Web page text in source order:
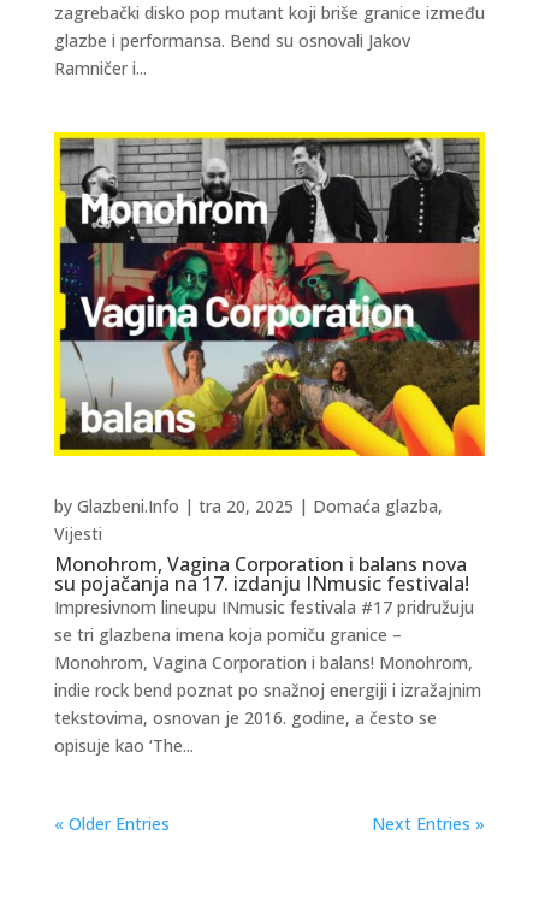
zagrebački disko pop mutant koji briše granice između
glazbe i performansa. Bend su osnovali Jakov
Ramničer i...
Monohrom, Vagina Corporation i balans nova
su pojačanja na 17. izdanju INmusic festivala!
by Glazbeni.Info | tra 20, 2025 | Domaća glazba,
Vijesti
Impresivnom lineupu INmusic festivala #17 pridružuju
se tri glazbena imena koja pomiču granice –
Monohrom, Vagina Corporation i balans! Monohrom,
indie rock bend poznat po snažnoj energiji i izražajnim
tekstovima, osnovan je 2016. godine, a često se
opisuje kao ‘The...
« Older Entries Next Entries »